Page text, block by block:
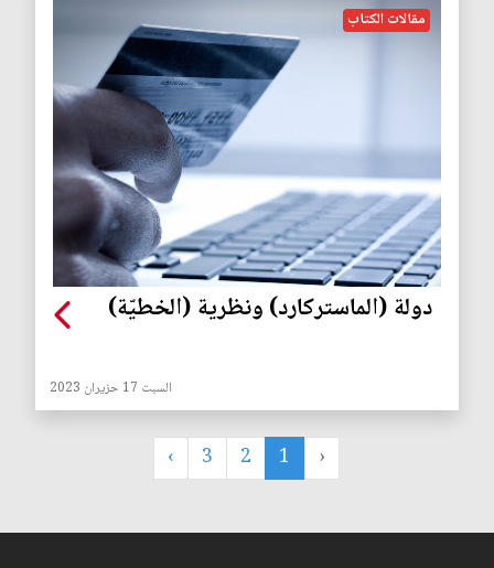
مقالات الكتاب
دولة (الماستركارد) ونظرية (الخطيّة)
السبت 17 حزيران 2023
‹
1
2
3
›